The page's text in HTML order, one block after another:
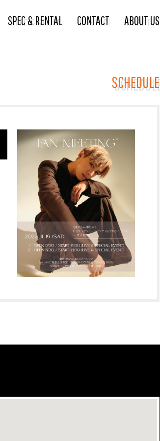
SPEC & RENTAL CONTACT ABOUT US
SCHEDULE